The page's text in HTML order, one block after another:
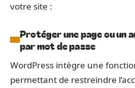
votre site :
Protéger une page ou un
par mot de passe
WordPress intègre une
permettant de restreindre